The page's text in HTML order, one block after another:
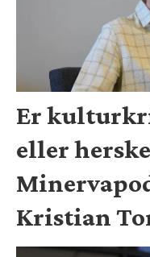
Er
eller
Kristian